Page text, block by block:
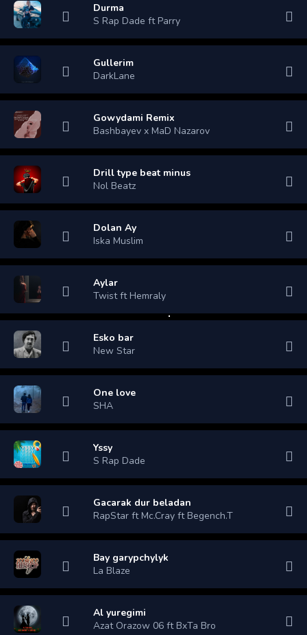
Durma
S Rap Dade ft Parry
Gullerim
DarkLane
Gowydami Remix
Bashbayev x MaD Nazarov
Drill type beat minus
Nol Beatz
Dolan Ay
Iska Muslim
Aylar
Twist ft Hemraly
Esko bar
New Star
One love
SHA
Yssy
S Rap Dade
Gacarak dur beladan
RapStar ft Mc.Cray ft Begench.T
Bay garypchylyk
La Blaze
Al yuregimi
Azat Orazow 06 ft BxTa Bro